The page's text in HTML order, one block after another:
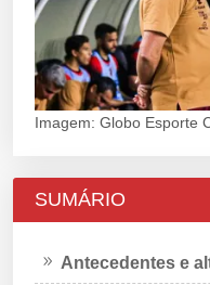
Imagem: Globo Esporte
SUMÁRIO
Antecedentes e